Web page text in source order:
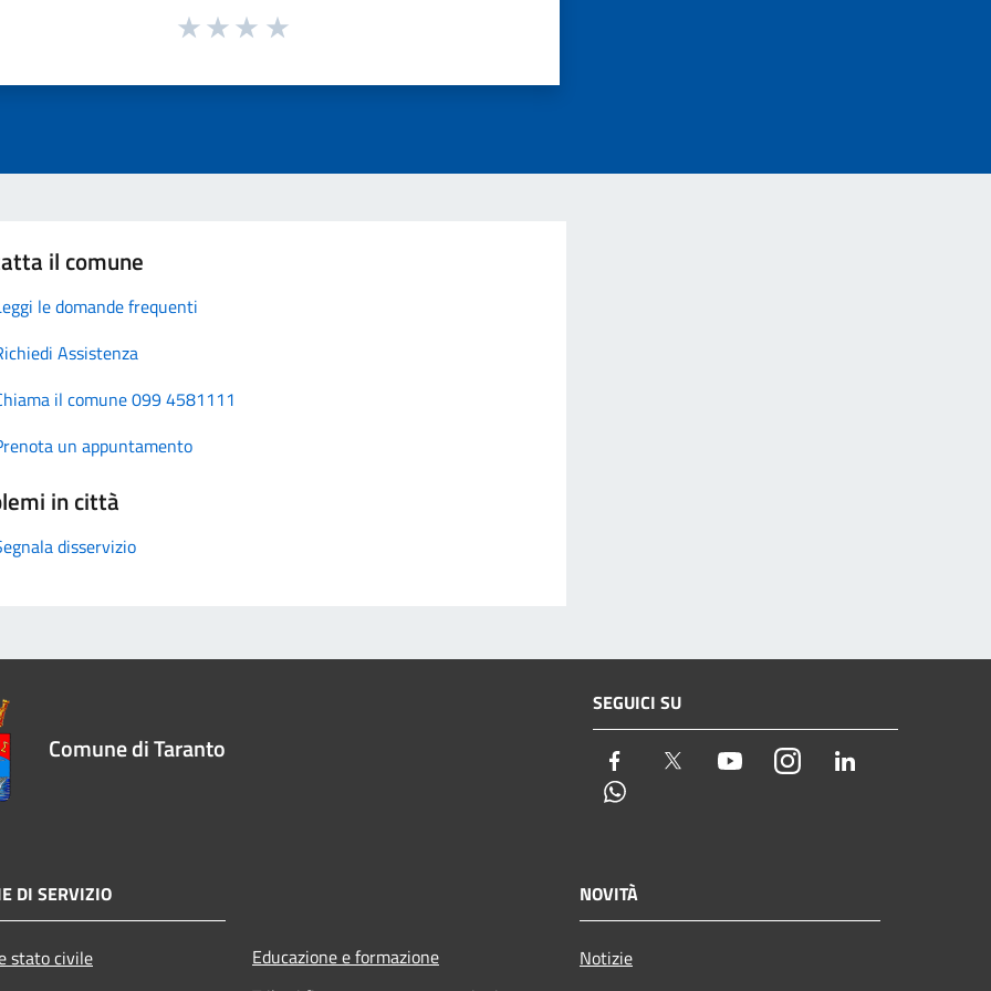
il comune
le domande frequenti
Assistenza
il comune 099 4581111
un appuntamento
in città
disservizio
Comune di Taranto
SEGUICI SU
Facebook Twitter YoutubeInstagram
DI SERVIZIO
stato civile
Educazione e formazione
NOVITÀ
Notizie